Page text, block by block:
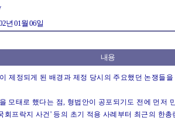
년 01월 06일
내용
제정되게 된 배경과 제정 당시의 주요했던 논쟁들
모태로 했다는 점, 형법안이 공포되기도 전에 먼저
회프락지 사건' 등의 초기 적용 사례부터 최근의 한